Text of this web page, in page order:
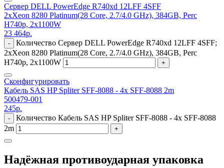
Сервер DELL PowerEdge R740xd 12LFF 4SFF
2xXeon 8280 Platinum(28 Core, 2.7/4.0 GHz), 384GB, Perc
H740p, 2x1100W
23 464р.
-
Количество Сервер DELL PowerEdge R740xd 12LFF 4SFF;
2xXeon 8280 Platinum(28 Core, 2.7/4.0 GHz), 384GB, Perc
H740p, 2x1100W
+
Сконфигурировать
Кабель SAS HP Spliter SFF-8088 - 4x SFF-8088 2m
500479-001
245р.
-
Количество Кабель SAS HP Spliter SFF-8088 - 4x SFF-8088
2m
+
Надёжная противоударная упаковка